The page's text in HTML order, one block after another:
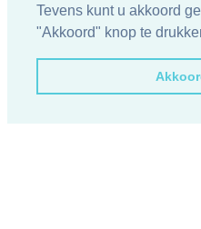
Tevens kunt u akkoord
"Akkoord" knop te